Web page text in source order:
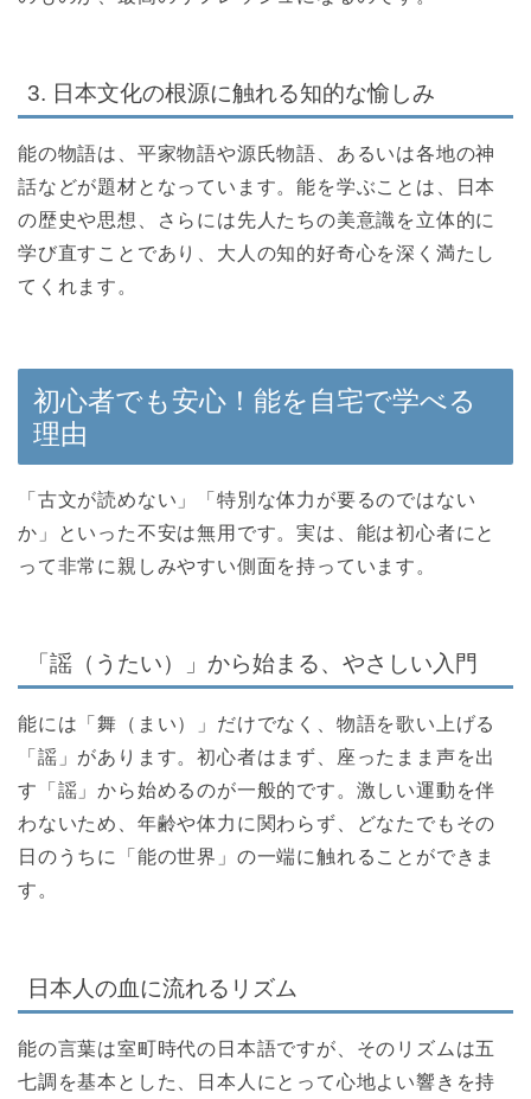
3. 日本文化の根源に触れる知的な愉しみ
能の物語は、平家物語や源氏物語、あるいは各地の神
話などが題材となっています。能を学ぶことは、日本
の歴史や思想、さらには先人たちの美意識を立体的に
学び直すことであり、大人の知的好奇心を深く満たし
てくれます。
初心者でも安心！能を自宅で学べる
理由
「古文が読めない」「特別な体力が要るのではない
か」といった不安は無用です。実は、能は初心者にと
って非常に親しみやすい側面を持っています。
「謡（うたい）」から始まる、やさしい入門
能には「舞（まい）」だけでなく、物語を歌い上げる
「謡」があります。初心者はまず、座ったまま声を出
す「謡」から始めるのが一般的です。激しい運動を伴
わないため、年齢や体力に関わらず、どなたでもその
日のうちに「能の世界」の一端に触れることができま
す。
日本人の血に流れるリズム
能の言葉は室町時代の日本語ですが、そのリズムは五
七調を基本とした、日本人にとって心地よい響きを持